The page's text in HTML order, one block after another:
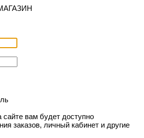
сайте вам будет доступно
заказов, личный кабинет и другие